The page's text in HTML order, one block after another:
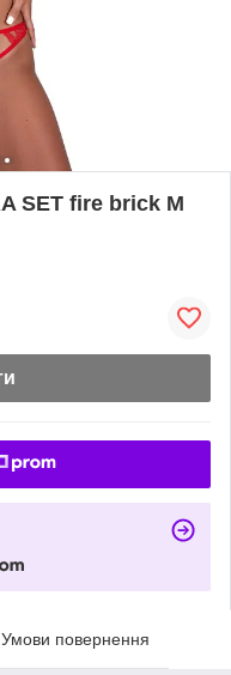
SET fire brick M
Умови повернення